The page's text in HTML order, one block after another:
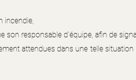
incendie,
responsable d’équipe, afin de
attendues dans une telle situation